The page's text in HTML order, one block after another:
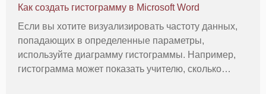
баннеров или когда вам нужна таблица с б
Как создать гистограмму в Microsoft Word
Если вы хотите визуализировать частоту данных,
попадающих в определенные параметры,
используйте диаграмму гистограммы. Например,
гистограмма может показать учителю, сколько